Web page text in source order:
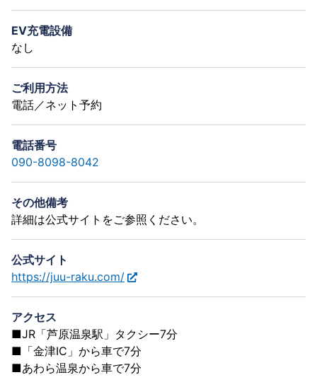
EV充電設備
なし
ご利用方法
電話／ネット予約
電話番号
090-8098-8042
その他備考
詳細は公式サイトをご参照ください。
公式サイト
https://juu-raku.com/
アクセス
■JR「芦原温泉駅」タクシー7分
■「金津IC」から車で7分
■あわら温泉から車で7分